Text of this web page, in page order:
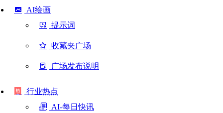
AI绘画
提示词
收藏夹广场
广场发布说明
行业热点
AI-每日快讯